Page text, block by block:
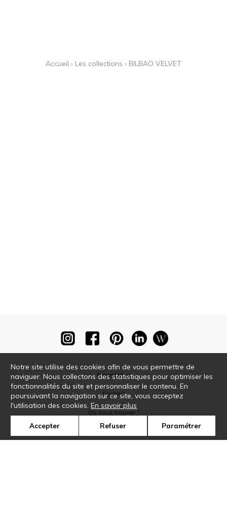
Accueil › Les collections › BILBAO VELVET
Newsletter
Contact
Où nous trouver ?
Notre site utilise des cookies afin de vous permettre de
naviguer. Nous collectons des statistiques pour optimiser les
fonctionnalités du site et personnaliser le contenu. En
poursuivant la navigation sur ce site, vous acceptez
l'utilisation des cookies.En savoir plus
Accepter Refuser Paramétrer